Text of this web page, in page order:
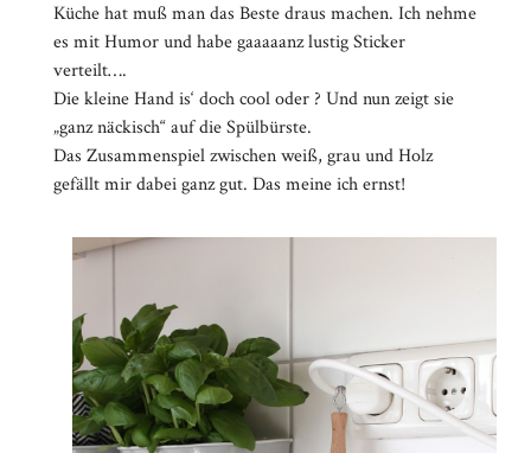
Küche hat muß man das Beste draus machen. Ich nehme
es mit Humor und habe gaaaaanz lustig Sticker
verteilt….
Die kleine Hand is‘ doch cool oder ? Und nun zeigt sie
„ganz näckisch“ auf die Spülbürste.
Das Zusammenspiel zwischen weiß, grau und Holz
gefällt mir dabei ganz gut. Das meine ich ernst!